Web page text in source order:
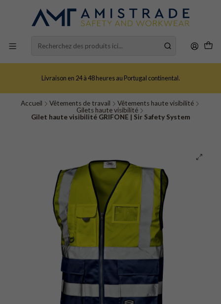
Livraison en 24 à 48 heures au Portugal continental.
Accueil Vêtements de travail
Vêtements haute visibilité
Gilets haute visibilité
Gilet haute visibilité GRIFONE | Sir Safety System